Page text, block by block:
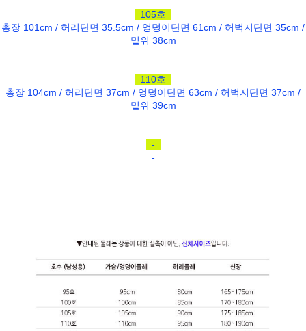
105호
총장 101cm / 허리단면 35.5cm / 엉덩이단면 61cm / 허벅지단면 35cm /
밑위 38cm
110호
총장 104cm / 허리단면 37cm / 엉덩이단면 63cm / 허벅지단면 37cm /
밑위 39cm
-
-